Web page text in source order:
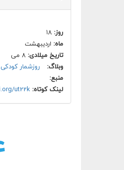
روز: ۱۸
ماه: اردیبهشت
تاریخ میلادی: ۸ می
وبلاگ:
روزشمار کودکی
منبع:
لینک کوتاه: ut22k